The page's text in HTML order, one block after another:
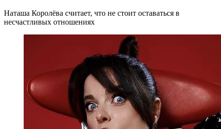
Наташа Королёва считает, что не стоит оставаться в
несчастливых отношениях